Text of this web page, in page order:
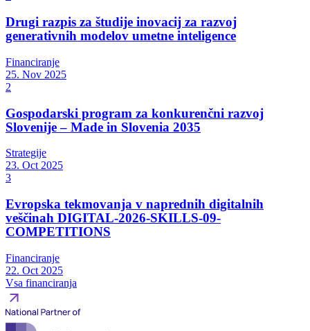
Drugi razpis za študije inovacij za razvoj
generativnih modelov umetne inteligence
Financiranje
25. Nov 2025
2
Gospodarski program za konkurenčni razvoj
Slovenije – Made in Slovenia 2035
Strategije
23. Oct 2025
3
Evropska tekmovanja v naprednih digitalnih
veščinah DIGITAL-2026-SKILLS-09-
COMPETITIONS
Financiranje
22. Oct 2025
Vsa financiranja